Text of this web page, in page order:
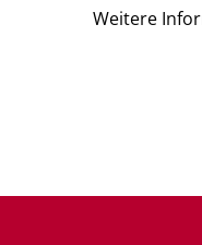
Weitere